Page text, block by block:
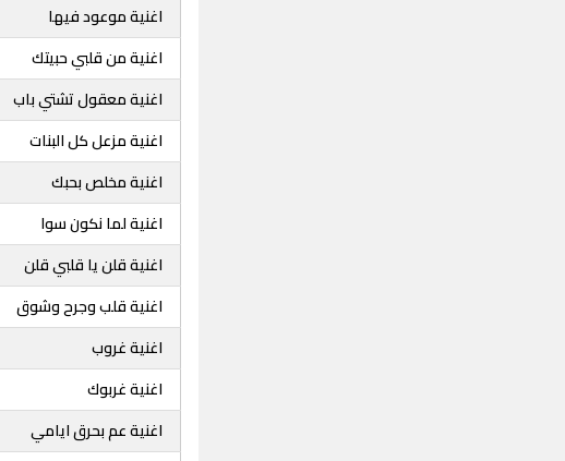
اغنية موعود فيها
اغنية من قلبي حبيتك
اغنية معقول تشتي باب
اغنية مزعل كل البنات
اغنية مخلص بحبك
اغنية لما نكون سوا
اغنية قلن يا قلبي قلن
اغنية قلب وجرح وشوق
اغنية غروب
اغنية غربوك
اغنية عم بحرق ايامي